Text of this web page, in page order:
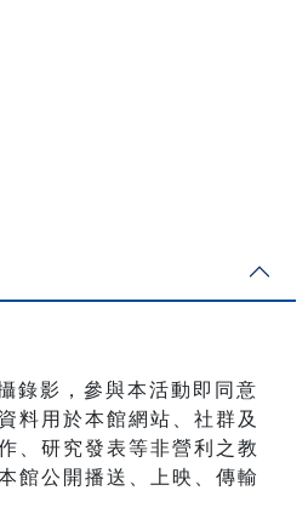
錄影，參與本活動即同意
料用於本館網站、社群及
、研究發表等非營利之教
館公開播送、上映、傳輸